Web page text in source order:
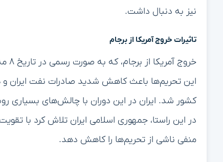
نیز به دنبال داشت.
تاثیرات خروج آمریکا از برجام
این تحریم‌ها باعث کاهش شدید صادرات نفت ایران
کشور شد. ایران در این دوران با چالش‌های بسیاری
در این راستا، جمهوری اسلامی ایران تلاش کرد با
منفی ناشی از تحریم‌ها را کاهش دهد.